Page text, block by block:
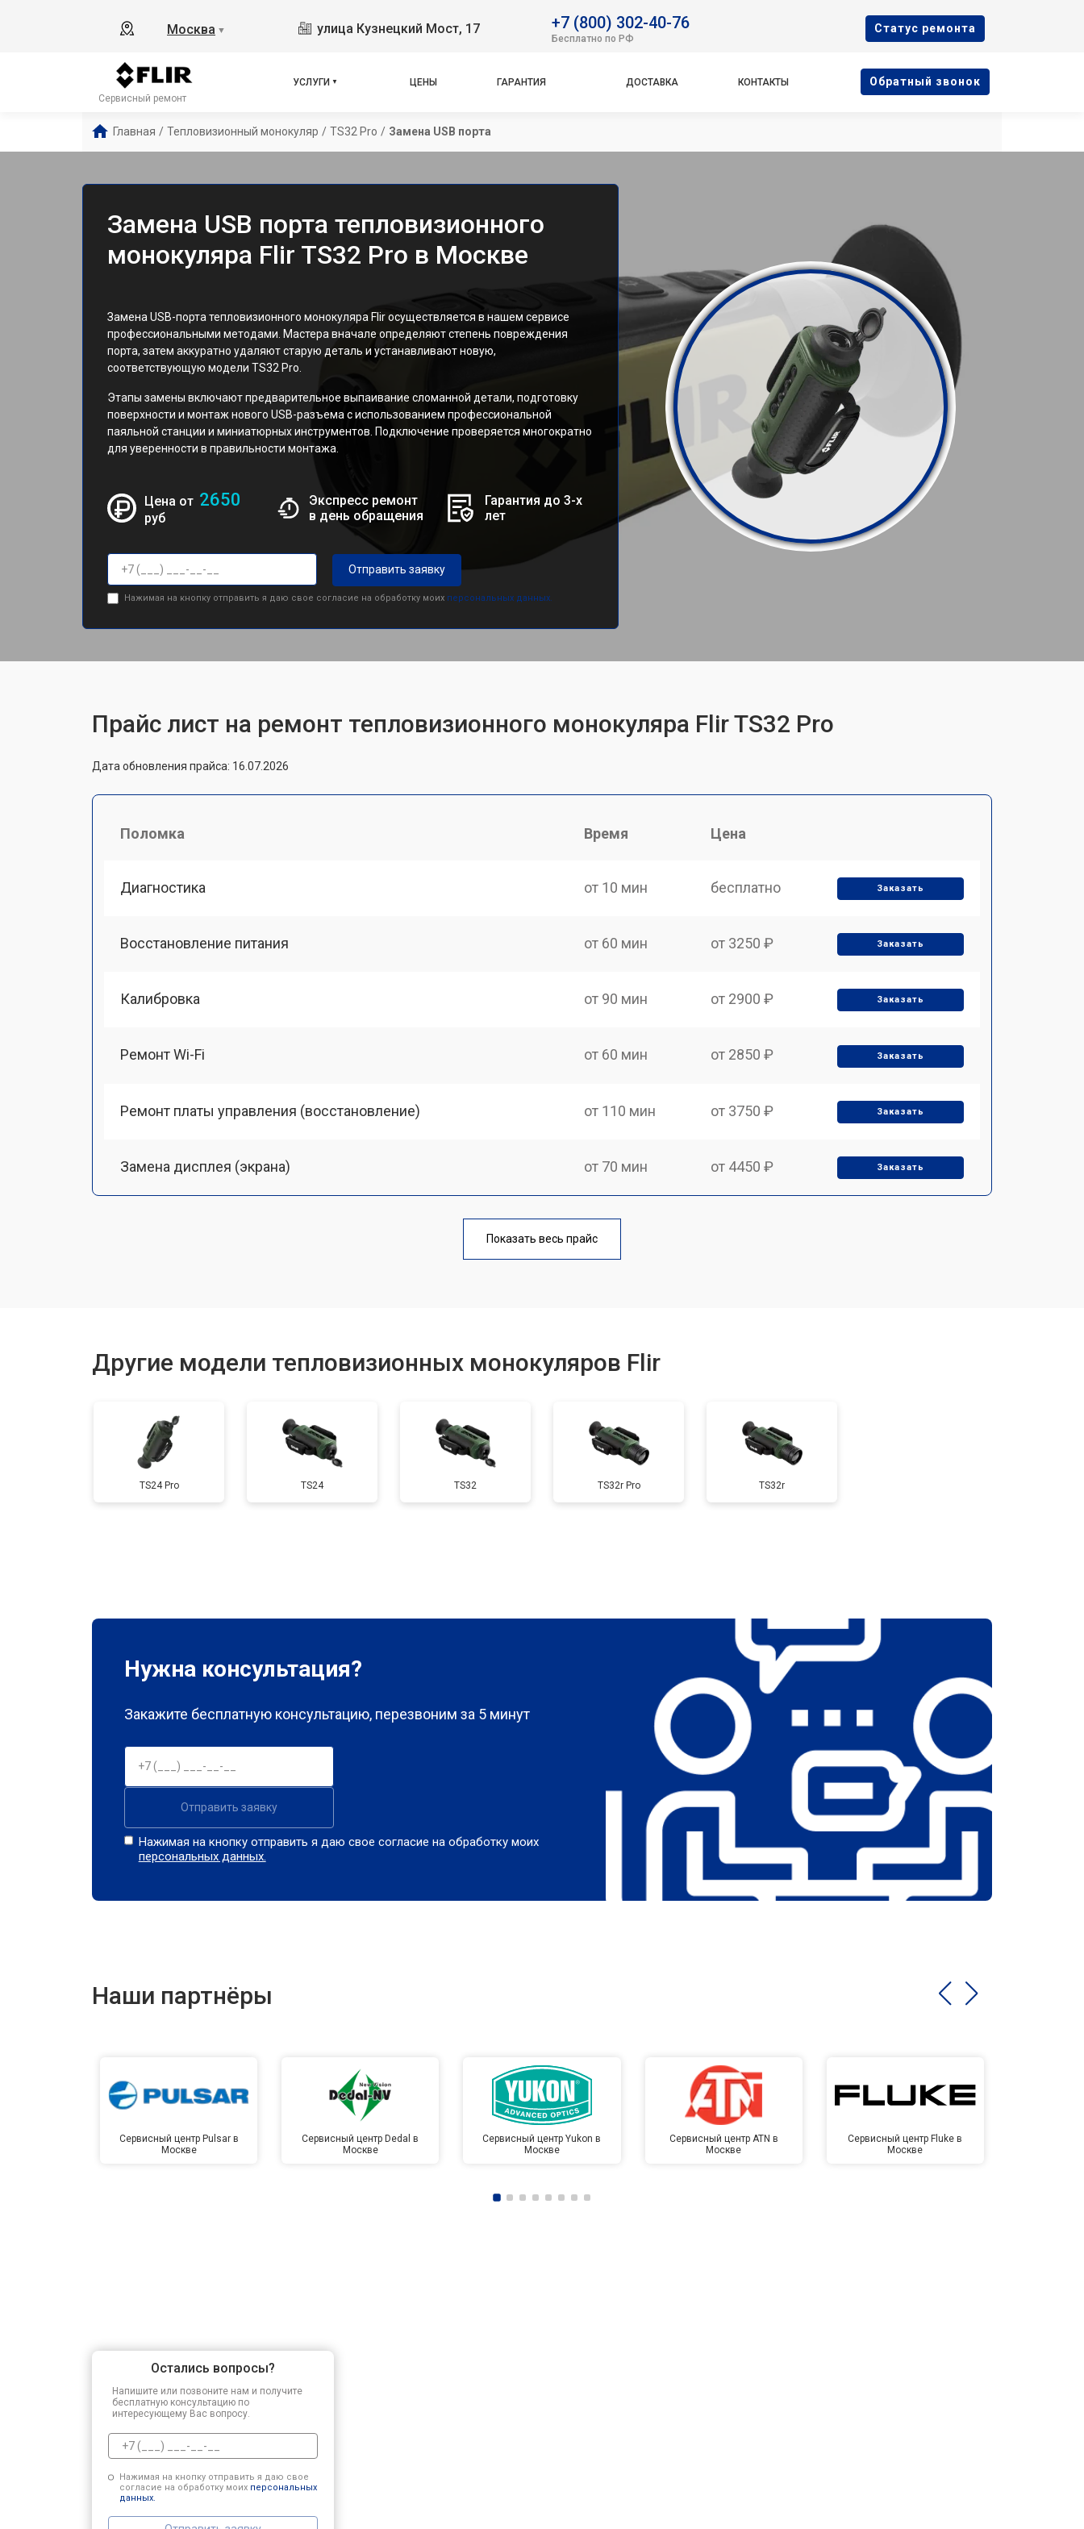
Москва ▼ улица Кузнецкий Мост, 17 +7 (800) 302-40-76
Бесплатно по РФ
Cтатус ремонта
Сервисный ремонт
УСЛУГИ ЦЕНЫ ГАРАНТИЯ ДОСТАВКА КОНТАКТЫ Oбратный звонок
Главная / Тепловизионный монокуляр / TS32 Pro / Замена USB порта
Замена USB порта тепловизионного
монокуляра Flir TS32 Pro в Москве
Замена USB-порта тепловизионного монокуляра Flir осуществляется в нашем сервисе
профессиональными методами. Мастера вначале определяют степень повреждения
порта, затем аккуратно удаляют старую деталь и устанавливают новую,
соответствующую модели TS32 Pro.
Этапы замены включают предварительное выпаивание сломанной детали, подготовку
поверхности и монтаж нового USB-разъема с использованием профессиональной
паяльной станции и миниатюрных инструментов. Подключение проверяется многократно
для уверенности в правильности монтажа.
Цена от 2650
руб
Экспресс ремонт
в день обращения
Гарантия до 3-х
лет
Отправить заявку
Нажимая на кнопку отправить я даю свое согласие на обработку моих персональных данных.
Прайс лист на ремонт тепловизионного монокуляра Flir TS32 Pro
Дата обновления прайса: 16.07.2026
Поломка Время Цена
Диагностика от 10 мин бесплатно Заказать
Восстановление питания от 60 мин от 3250 ₽ Заказать
Калибровка от 90 мин от 2900 ₽ Заказать
Ремонт Wi-Fi от 60 мин от 2850 ₽ Заказать
Ремонт платы управления (восстановление) от 110 мин от 3750 ₽ Заказать
Замена дисплея (экрана) от 70 мин от 4450 ₽ Заказать
от 80 мин
Показать весь прайс
Другие модели тепловизионных монокуляров Flir
TS24 Pro TS24 TS32 TS32r Pro TS32r
Нужна консультация?
Закажите бесплатную консультацию, перезвоним за 5 минут
Отправить заявку
Нажимая на кнопку отправить я даю свое согласие на обработку моих
персональных данных.
Наши партнёры
Сервисный центр Pulsar в
Москве
Сервисный центр Dedal в
Москве
Сервисный центр Yukon в
Москве
Сервисный центр ATN в
Москве
Сервисный центр Fluke в
Москве
Остались вопросы?
Напишите или позвоните нам и получите
бесплатную консультацию по
интересующему Вас вопросу.
Нажимая на кнопку отправить я даю свое
согласие на обработку моих персональных
данных.